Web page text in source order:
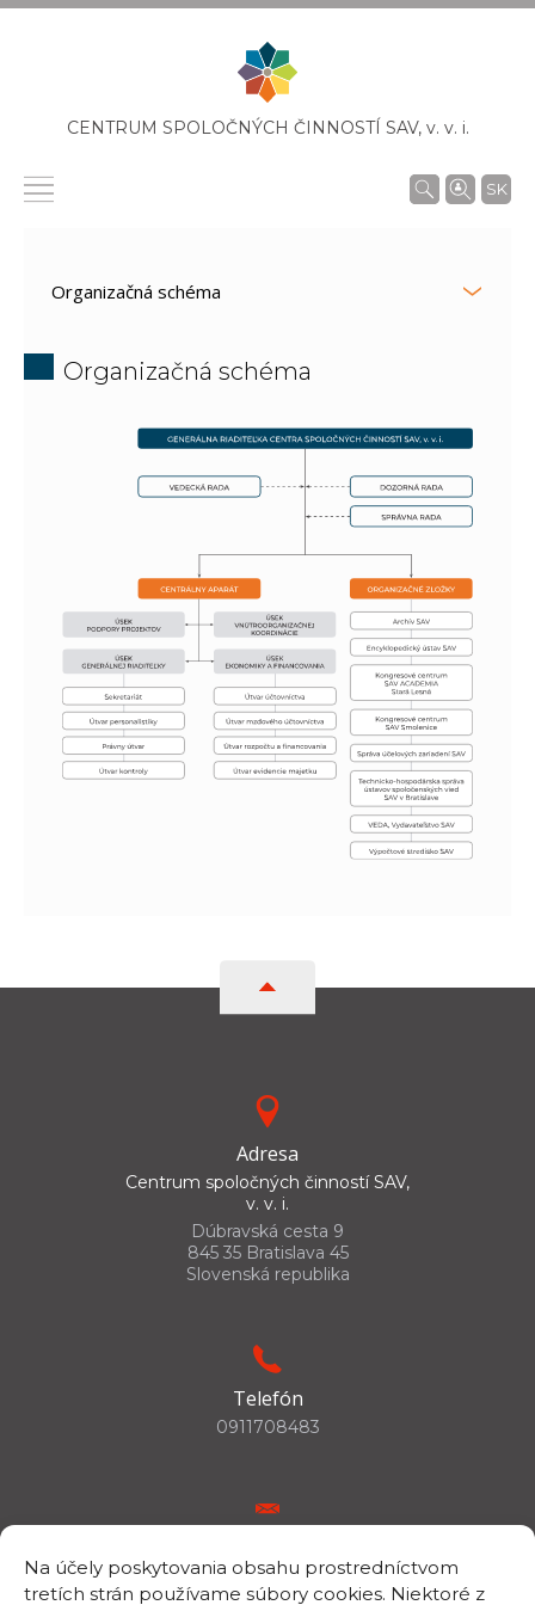
Na účely poskytovania obsahu prostredníctvom
tretích strán používame súbory cookies. Niektoré z
CENTRUM SPOLOČNÝCH ČINNOSTÍ SAV, v. v. i.
SK
Organizačná schéma
Adresa
Centrum spoločných činností SAV,
v. v. i.
Dúbravská cesta 9
845 35 Bratislava 45
Slovenská republika
Telefón
0911708483
csc.info@savba.sk